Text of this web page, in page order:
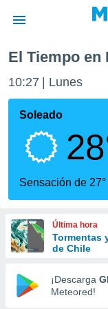
de
por
que se
calidad.
a este
las
y
forma
digital
basada
El Tiempo en
10:27 Lunes
Soleado
Sensación de 27°
Última hora
Tormentas
de Chile
¡Descarga
Meteored!